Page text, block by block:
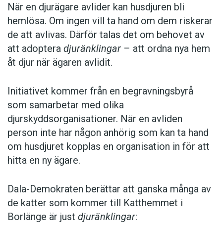
När en djurägare avlider kan husdjuren bli
hemlösa. Om ingen vill ta hand om dem riskerar
de att avlivas. Därför talas det om behovet av
att adoptera djuränklingar – att ordna nya hem
åt djur när ägaren avlidit.
Initiativet kommer från en begravningsbyrå
som samarbetar med olika
djurskyddsorganisationer. När en avliden
person inte har någon anhörig som kan ta hand
om husdjuret kopplas en organisation in för att
hitta en ny ägare.
Dala-Demokraten berättar att ganska många av
de katter som kommer till Katthemmet i
Borlänge är just djuränklingar: